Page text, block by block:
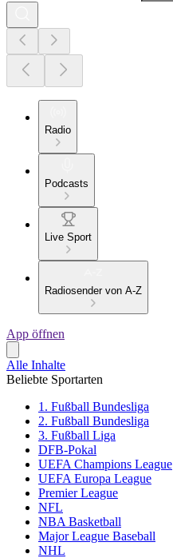
Radio
Podcasts
Live Sport
Radiosender von A-Z
App öffnen
Alle Inhalte
Beliebte Sportarten
1. Fußball Bundesliga
2. Fußball Bundesliga
3. Fußball Liga
DFB-Pokal
UEFA Champions League
UEFA Europa League
Premier League
NFL
NBA Basketball
Major League Baseball
NHL